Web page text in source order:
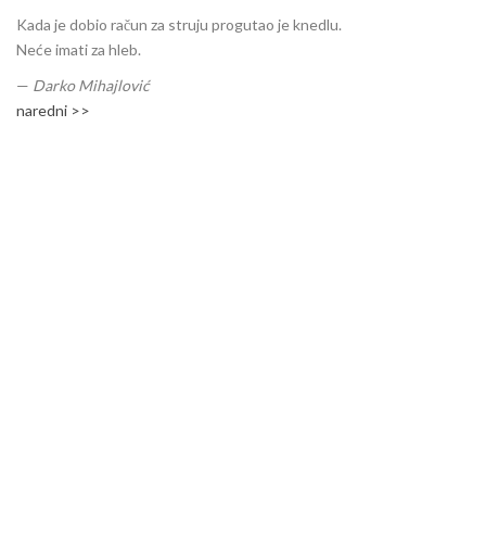
Kada je dobio račun za struju progutao je knedlu.
Neće imati za hleb.
— Darko Mihajlović
naredni >>